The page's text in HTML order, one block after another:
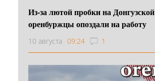
Из-за лютой пробки на Донгузской
оренбуржцы опоздали на работу
10 августа 09:24 1